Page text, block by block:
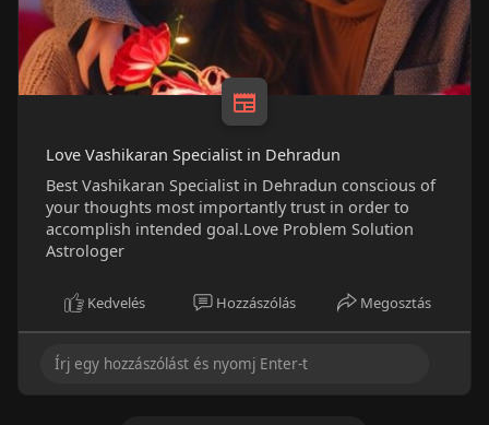
Love Vashikaran Specialist in Dehradun
Best Vashikaran Specialist in Dehradun conscious of
your thoughts most importantly trust in order to
accomplish intended goal.Love Problem Solution
Astrologer
Kedvelés Hozzászólás Megosztás